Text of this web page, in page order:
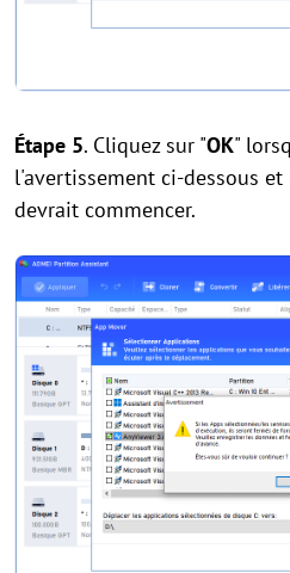
Étape 5. Cliquez sur "OK"
l'avertissement ci-dessous
devrait commencer.